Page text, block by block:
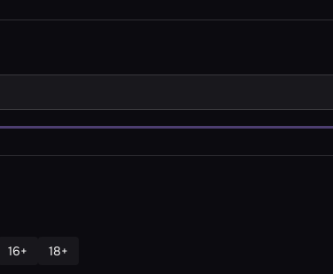
16+ 18+